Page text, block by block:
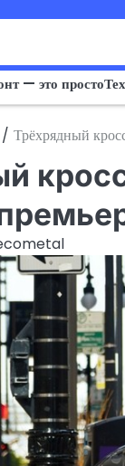
— это просто
Трёхрядный